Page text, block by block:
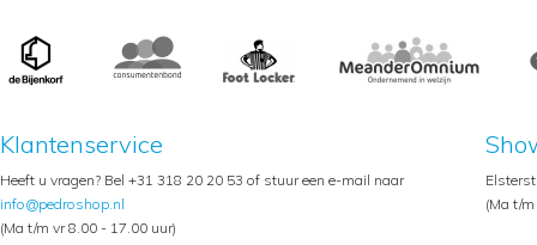
Klantenservice
Heeft u vragen? Bel +31 318 20 20 53 of stuur een e-mail naar
info@pedroshop.nl
(Ma t/m vr 8.00 - 17.00 uur)
(Ma t/